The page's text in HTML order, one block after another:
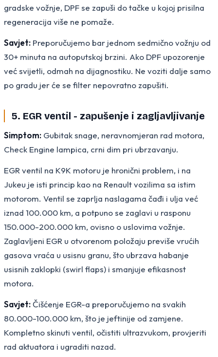
gradske vožnje, DPF se zapuši do tačke u kojoj prisilna
regeneracija više ne pomaže.
Savjet: Preporučujemo bar jednom sedmično vožnju od
30+ minuta na autoputskoj brzini. Ako DPF upozorenje
već svijetli, odmah na dijagnostiku. Ne voziti dalje samo
po gradu jer će se filter nepovratno zapušiti.
5. EGR ventil - zapušenje i zagljavljivanje
Simptom: Gubitak snage, neravnomjeran rad motora,
Check Engine lampica, crni dim pri ubrzavanju.
EGR ventil na K9K motoru je hronični problem, i na
Jukeu je isti princip kao na Renault vozilima sa istim
motorom. Ventil se zaprlja naslagama čađi i ulja već
iznad 100.000 km, a potpuno se zaglavi u rasponu
150.000-200.000 km, ovisno o uslovima vožnje.
Zaglavljeni EGR u otvorenom položaju previše vrućih
gasova vraća u usisnu granu, što ubrzava habanje
usisnih zaklopki (swirl flaps) i smanjuje efikasnost
motora.
Savjet:Čišćenje EGR-a preporučujemo na svakih
80.000-100.000 km, što je jeftinije od zamjene.
Kompletno skinuti ventil, očistiti ultrazvukom, provjeriti
rad aktuatora i ugraditi nazad.